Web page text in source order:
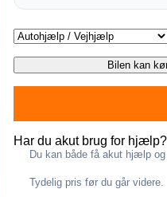
Bilen kan
Har du akut brug for
Du kan både få akut hjælp og
Tydelig pris før du går videre.